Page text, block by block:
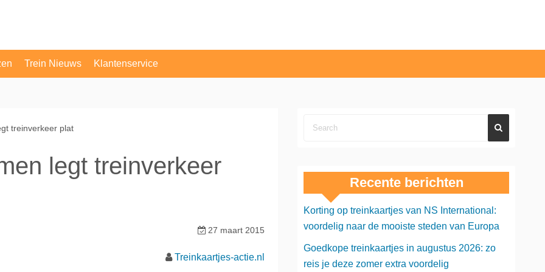
Trein Nieuws Klantenservice
treinverkeer plat
legt treinverkeer
27 maart 2015
Treinkaartjes-actie.nl
Recente berichten
Korting op treinkaartjes van NS International:
voordelig naar de mooiste steden van Europa
Goedkope treinkaartjes in augustus 2026: zo
reis je deze zomer extra voordelig